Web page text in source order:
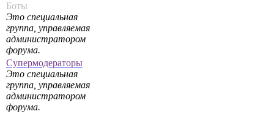
Боты
Это специальная
группа, управляемая
администратором
форума.
Супермодераторы
Это специальная
группа, управляемая
администратором
форума.